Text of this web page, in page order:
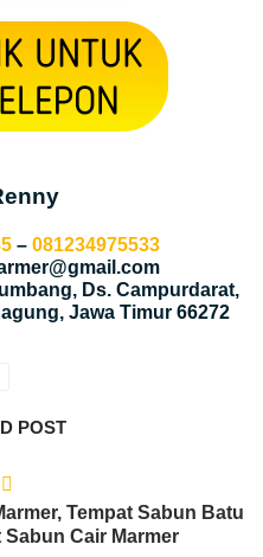
– 081234975533
Ds. Campurdarat,
Jawa Timur 66272
POST
Tempat Sabun Batu
Sabun Cair Marmer